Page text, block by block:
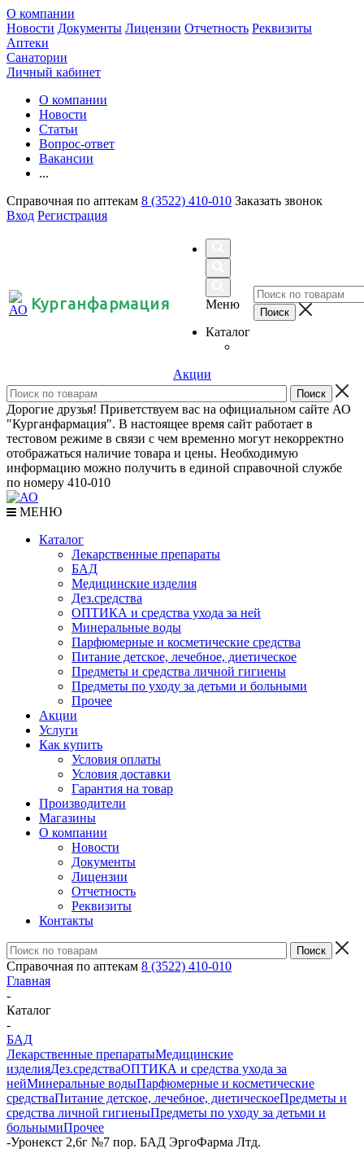
О компании
Новости Документы Лицензии Отчетность Реквизиты
Аптеки
Санатории
Личный кабинет
О компании
Новости
Статьи
Вопрос-ответ
Вакансии
...
Справочная по аптекам 8 (3522) 410-010 Заказать звонок
Вход Регистрация
Курганфармация
Меню
Каталог
Акции
Дорогие друзья! Приветствуем вас на официальном сайте АО
"Курганфармация". В настоящее время сайт работает в
тестовом режиме в связи с чем временно могут некорректно
отображаться наличие товара и цены. Необходимую
информацию можно получить в единой справочной службе
по номеру 410-010
МЕНЮ
Каталог
Лекарственные препараты
БАД
Медицинские изделия
Дез.средства
ОПТИКА и средства ухода за ней
Минеральные воды
Парфюмерные и косметические средства
Питание детское, лечебное, диетическое
Предметы и средства личной гигиены
Предметы по уходу за детьми и больными
Прочее
Акции
Услуги
Как купить
Условия оплаты
Условия доставки
Гарантия на товар
Производители
Магазины
О компании
Новости
Документы
Лицензии
Отчетность
Реквизиты
Контакты
Справочная по аптекам 8 (3522) 410-010
Главная
-
Каталог
-
БАД
Лекарственные препаратыМедицинские
изделияДез.средстваОПТИКА и средства ухода за
нейМинеральные водыПарфюмерные и косметические
средстваПитание детское, лечебное, диетическоеПредметы и
средства личной гигиеныПредметы по уходу за детьми и
больнымиПрочее
-Уронекст 2,6г №7 пор. БАД ЭргоФарма Лтд.